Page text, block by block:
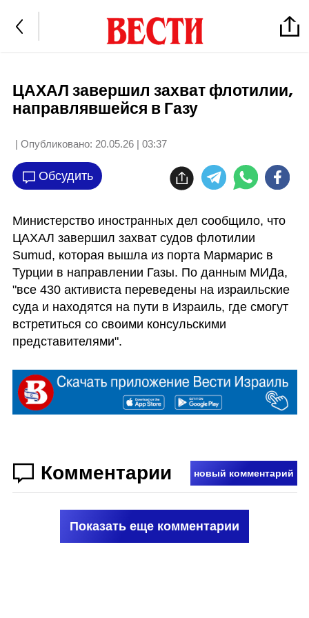
ЦАХАЛ завершил захват флотилии,
направлявшейся в Газу
| Опубликовано: 20.05.26 | 03:37
Обсудить
Министерство иностранных дел сообщило, что
ЦАХАЛ завершил захват судов флотилии
Sumud, которая вышла из порта Мармарис в
Турции в направлении Газы. По данным МИДа,
"все 430 активиста переведены на израильские
суда и находятся на пути в Израиль, где смогут
встретиться со своими консульскими
представителями".
Комментарии новый комментарий
Показать еще комментарии